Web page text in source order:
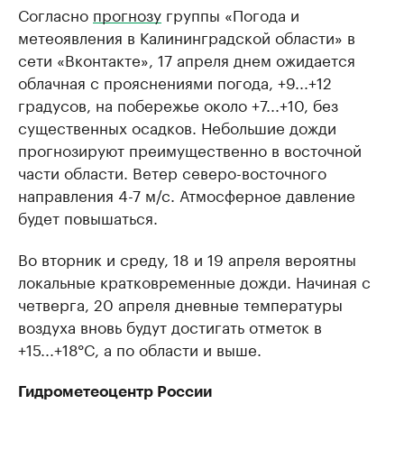
Согласно прогнозу группы «Погода и
метеоявления в Калининградской области» в
сети «Вконтакте», 17 апреля днем ожидается
облачная с прояснениями погода, +9...+12
градусов, на побережье около +7...+10, без
существенных осадков. Небольшие дожди
прогнозируют преимущественно в восточной
части области. Ветер северо-восточного
направления 4-7 м/с. Атмосферное давление
будет повышаться.
Во вторник и среду, 18 и 19 апреля вероятны
локальные кратковременные дожди. Начиная с
четверга, 20 апреля дневные температуры
воздуха вновь будут достигать отметок в
+15...+18°C, а по области и выше.
Гидрометеоцентр России